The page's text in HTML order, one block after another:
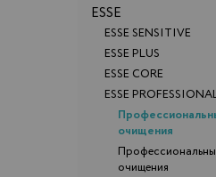
ESSE
ESSE SENSITIVE
ESSE PLUS
ESSE CORE
ESSE
очищения
очищения